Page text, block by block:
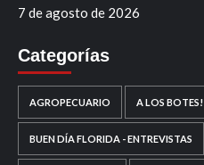
7 de agosto de 2026
Categorías
AGROPECUARIO A LOS BOTES!
BUEN DÍA FLORIDA - ENTREVISTAS